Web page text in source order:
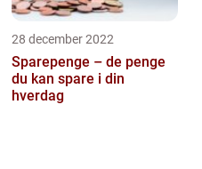
28 december 2022
Sparepenge – de penge
du kan spare i din
hverdag